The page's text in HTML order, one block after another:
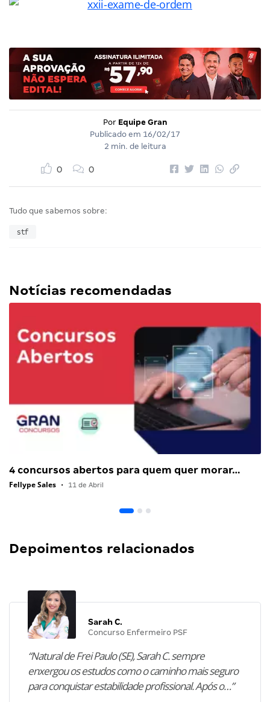
Por Equipe Gran
Publicado em 16/02/17
2 min. de leitura
0 0
Tudo que sabemos sobre:
stf
Notícias recomendadas
4 concursos abertos para quem quer morar…
Fellype Sales • 11 de Abril
Depoimentos relacionados
Sarah C.
Concurso Enfermeiro PSF
“Natural de Frei Paulo (SE), Sarah C. sempre
enxergou os estudos como o caminho mais seguro
para conquistar estabilidade profissional. Após o…”